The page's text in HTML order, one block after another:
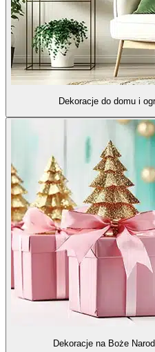
Dekoracje do domu i
Dekoracje na Boże